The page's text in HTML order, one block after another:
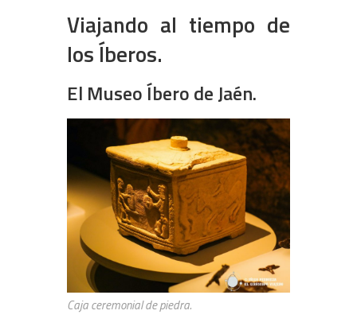
Viajando al tiempo de
los Íberos.
El Museo Íbero de Jaén.
Caja ceremonial de piedra.